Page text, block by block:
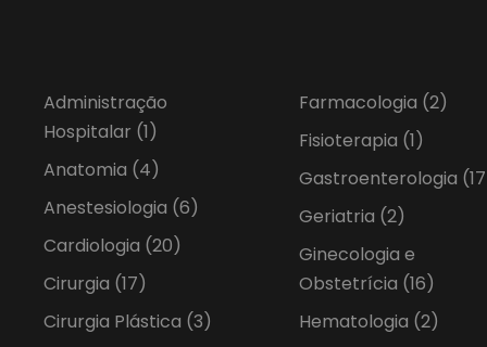
Administração
Hospitalar (1)
Anatomia (4)
Anestesiologia (6)
Cardiologia (20)
Cirurgia (17)
Cirurgia Plástica (3)
Farmacologia (2)
Fisioterapia (1)
Gastroenterologia
Geriatria (2)
Ginecologia e
Obstetrícia (16)
Hematologia (2)